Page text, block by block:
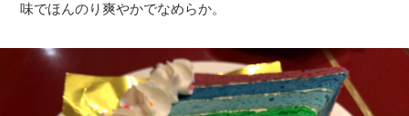
味でほんのり爽やかでなめらか。